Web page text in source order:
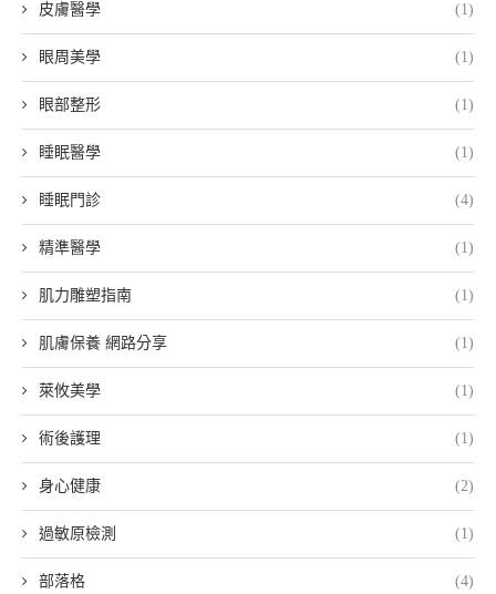
皮膚醫學 (1)
眼周美學 (1)
眼部整形 (1)
睡眠醫學 (1)
睡眠門診 (4)
精準醫學 (1)
肌力雕塑指南 (1)
肌膚保養 網路分享 (1)
萊攸美學 (1)
術後護理 (1)
身心健康 (2)
過敏原檢測 (1)
部落格 (4)